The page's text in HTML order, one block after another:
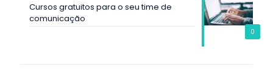
0
Cursos gratuitos para o seu time de
comunicação